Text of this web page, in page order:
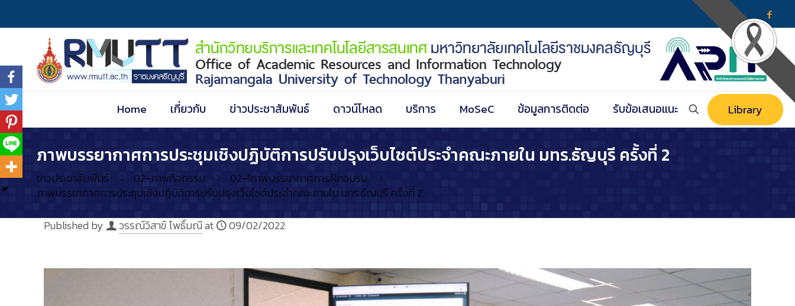
Home เกี่ยวกับ ข่าวประชาสัมพันธ์ ดาวน์โหลด บริการ MoSeC ข้อมูลการติดต่อ รับข้อเสนอแนะ Library
ภาพบรรยากาศการประชุมเชิงปฏิบัติการปรับปรุงเว็บไซต์ประจำคณะภายใน มทร.ธัญบุรี ครั้งที่ 2
ข่าวประชาสัมพันธ์ 02-ภาพกิจกรรม
02-1ภาพบรรยากาศการฝึกอบรม
ภาพบรรยากาศการประชุมเชิงปฏิบัติการปรับปรุงเว็บไซต์ประจำคณะภายใน มทร.ธัญบุรี ครั้งที่ 2
Published by วรรณ์วิสาข์ โพธิ์มณีat 09/02/2022